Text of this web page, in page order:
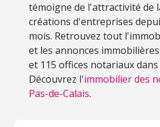
témoigne de l'attractivité de
créations d'entreprises
mois. Retrouvez tout
et les annonces
et 115 offices notariaux dans
Découvrez l'immobilier des
Pas-de-Calais.